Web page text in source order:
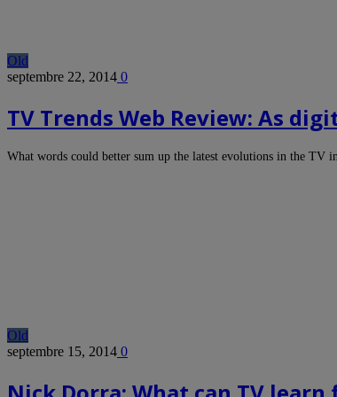
Old
septembre 22, 2014 0
TV Trends Web Review: As
What words could better sum up the latest evolutions in the TV
Old
septembre 15, 2014 0